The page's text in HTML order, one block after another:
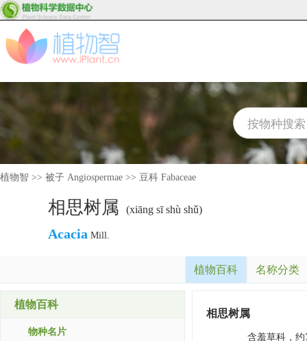
植物智 >> 被子 Angiospermae >> 豆科 Fabaceae
相思树属 (xiāng sī shù shǔ)
Acacia Mill.
植物百科 名称分类
植物百科
物种名片
相思树属
含羞草科，